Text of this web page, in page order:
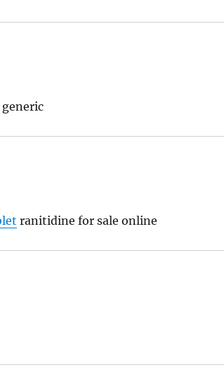
ranitidine for sale online